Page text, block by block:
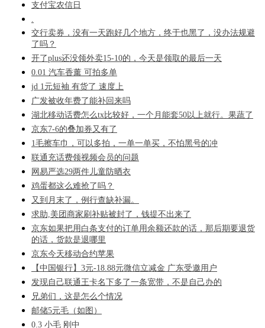
支付宝农信日
.
交行卖券，没有一天跑好几个地方，终于也黑了，没办法规避
了吗？
开了plus还没领外卖15-10的，今天是领取的最后一天
0.01 汽车香薰 可拍多单
jd 1元短袖 有货了 速度上
广发被收年费了能补回来吗
湖北移动话费怎么tx比较好，一个月能套50以上就行。果蔬了
京东7-6的叠加券又有了
1毛擦车巾，可以多拍，一单一单买，不怕黑号的冲
联通充话费领视频会员的问题
网易严选29两件儿童防晒衣
鸡蛋都这么难抢了吗？
又到月末了，例行查缺补漏。
求助,美团商家刷补贴被封了，钱提不出来了
京东如果把用白条支付的订单用余额还款的话，那后期要退货
的话，货款是退哪里
京东今天移动合约苹果
【中国银行】3元-18.88元微信立减金 广东受邀用户
发现自己联通王卡名下多了一条宽带，不是自己办的
兄弟们，这是怎么个情况
邮储5元毛（如图）
0.3 小毛 刚中